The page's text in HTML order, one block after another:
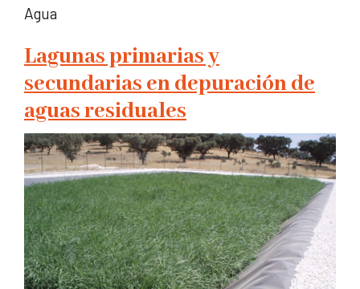
Agua
Lagunas primarias y
secundarias en depuración de
aguas residuales